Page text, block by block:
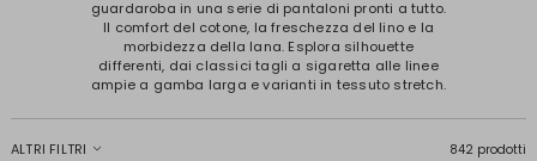
guardaroba in una serie di pantaloni pronti a tutto.
Il comfort del cotone, la freschezza del lino e la
morbidezza della lana. Esplora silhouette
differenti, dai classici tagli a sigaretta alle linee
ampie a gamba larga e varianti in tessuto stretch.
ALTRI FILTRI 842 prodotti